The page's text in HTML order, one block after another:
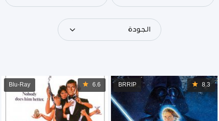
الجودة
8.3
BRRIP
6.6
Blu-Ray